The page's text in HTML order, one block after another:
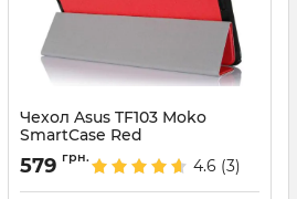
Чехол Asus TF103 Moko
SmartCase Red
Артикул:935
579 грн. 4.6 (3)